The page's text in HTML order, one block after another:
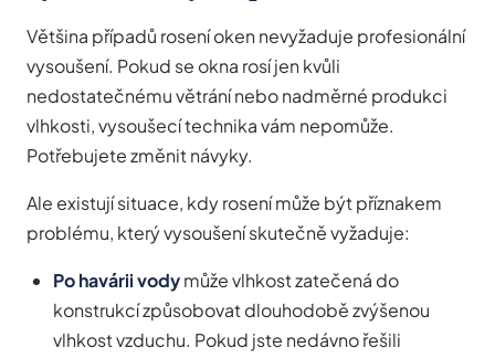
Většina případů rosení oken nevyžaduje profesionální
vysoušení. Pokud se okna rosí jen kvůli
nedostatečnému větrání nebo nadměrné produkci
vlhkosti, vysoušecí technika vám nepomůže.
Potřebujete změnit návyky.
Ale existují situace, kdy rosení může být příznakem
problému, který vysoušení skutečně vyžaduje:
Po havárii vodymůže vlhkost zatečená do
konstrukcí způsobovat dlouhodobě zvýšenou
vlhkost vzduchu. Pokud jste nedávno řešili